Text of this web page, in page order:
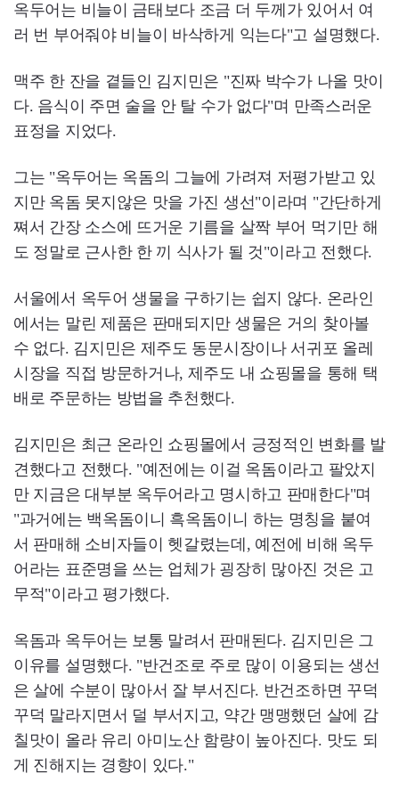
옥두어는 비늘이 금태보다 조금 더 두께가 있어서 여
러 번 부어줘야 비늘이 바삭하게 익는다"고 설명했다.
맥주 한 잔을 곁들인 김지민은 "진짜 박수가 나올 맛이
다. 음식이 주면 술을 안 탈 수가 없다"며 만족스러운
표정을 지었다.
그는 "옥두어는 옥돔의 그늘에 가려져 저평가받고 있
지만 옥돔 못지않은 맛을 가진 생선"이라며 "간단하게
쪄서 간장 소스에 뜨거운 기름을 살짝 부어 먹기만 해
도 정말로 근사한 한 끼 식사가 될 것"이라고 전했다.
서울에서 옥두어 생물을 구하기는 쉽지 않다. 온라인
에서는 말린 제품은 판매되지만 생물은 거의 찾아볼
수 없다. 김지민은 제주도 동문시장이나 서귀포 올레
시장을 직접 방문하거나, 제주도 내 쇼핑몰을 통해 택
배로 주문하는 방법을 추천했다.
김지민은 최근 온라인 쇼핑몰에서 긍정적인 변화를 발
견했다고 전했다. "예전에는 이걸 옥돔이라고 팔았지
만 지금은 대부분 옥두어라고 명시하고 판매한다"며
"과거에는 백옥돔이니 흑옥돔이니 하는 명칭을 붙여
서 판매해 소비자들이 헷갈렸는데, 예전에 비해 옥두
어라는 표준명을 쓰는 업체가 굉장히 많아진 것은 고
무적"이라고 평가했다.
옥돔과 옥두어는 보통 말려서 판매된다. 김지민은 그
이유를 설명했다. "반건조로 주로 많이 이용되는 생선
은 살에 수분이 많아서 잘 부서진다. 반건조하면 꾸덕
꾸덕 말라지면서 덜 부서지고, 약간 맹맹했던 살에 감
칠맛이 올라 유리 아미노산 함량이 높아진다. 맛도 되
게 진해지는 경향이 있다."